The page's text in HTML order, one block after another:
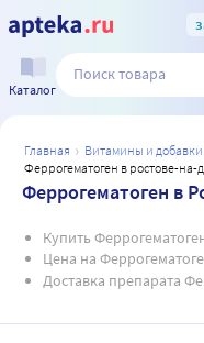
Каталог
главная витамины и добавки
феррогематоген в ростове-на-
Феррогематоген в
Купить
Цена на
Доставка препарата